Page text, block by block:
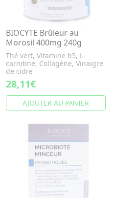
BIOCYTE Brûleur au
Morosil 400mg 240g
Thé vert, Vitamine b5, L-
carnitine, Collagène, Vinaigre
de cidre
28,11€
AJOUTER AU PANIER